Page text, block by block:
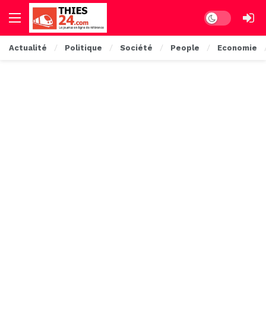
Dark mode
Actualité Politique Société People Economie